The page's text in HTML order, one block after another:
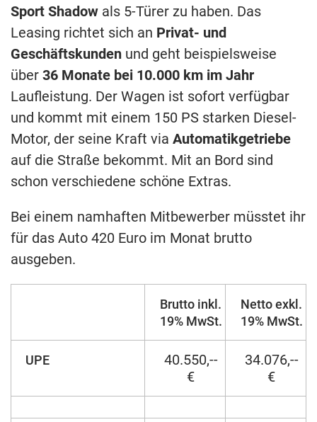
Sport Shadow als 5-Türer zu haben. Das
Leasing richtet sich an Privat- und
Geschäftskunden und geht beispielsweise
über 36 Monate bei 10.000 km im Jahr
Laufleistung. Der Wagen ist sofort verfügbar
und kommt mit einem 150 PS starken Diesel-
Motor, der seine Kraft via Automatikgetriebe
auf die Straße bekommt. Mit an Bord sind
schon verschiedene schöne Extras.
Bei einem namhaften Mitbewerber müsstet ihr
für das Auto 420 Euro im Monat brutto
ausgeben.
Brutto inkl.
19% MwSt.
Netto exkl.
19% MwSt.
UPE
40.550,--
€
34.076,--
€